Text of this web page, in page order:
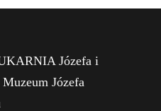
Józefa i
Józefa